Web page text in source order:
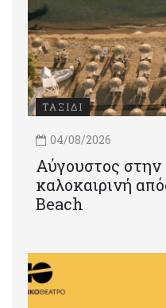
ΤΑΞΙΔΙ
04/08/2026
Αύγουστος
καλοκαιρινή
Beach